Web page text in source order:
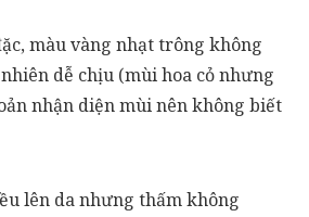
màu vàng nhạt trông không
dễ chịu (mùi hoa cỏ nhưng
nhận diện mùi nên không biết
lên da nhưng thấm không